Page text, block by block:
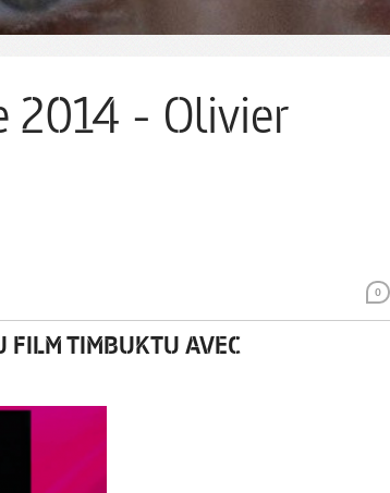
2014 - Olivier
0
FILM TIMBUKTU AVEC